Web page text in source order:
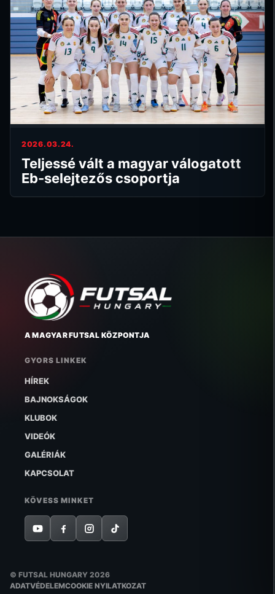
2026.03.24.
Teljessé vált a magyar válogatott
Eb-selejtezős csoportja
A MAGYAR FUTSAL KÖZPONTJA
GYORS LINKEK
HÍREK
BAJNOKSÁGOK
KLUBOK
VIDEÓK
GALÉRIÁK
KAPCSOLAT
KÖVESS MINKET
© FUTSAL HUNGARY 2026
ADATVÉDELEMCOOKIE NYILATKOZAT